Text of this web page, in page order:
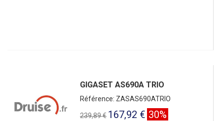
GIGASET AS690A TRIO
Référence: ZASAS690ATRIO
239,89 € 167,92 € 30%